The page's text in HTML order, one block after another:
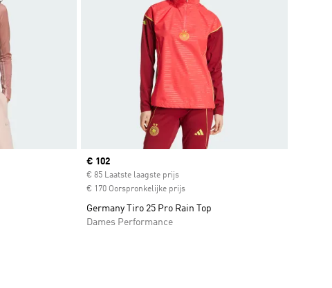
Current price
€ 102
€ 85 Laatste laagste prijs
€ 170 Oorspronkelijke prijs
Germany Tiro 25 Pro Rain Top
Dames Performance